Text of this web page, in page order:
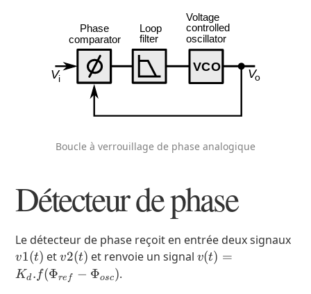
Boucle à verrouillage de phase analogique
Détecteur de phase
Le détecteur de phase reçoit en entrée deux signaux
v1(t) etv2(t)
v2(t) et renvoie un signal v(t) =
Kd . f(Φre f − Φosc).